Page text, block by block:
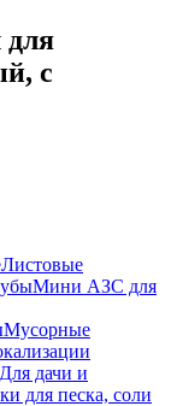
для
с
Листовые
Мини АЗС для
Мусорные
Для дачи и
для песка, соли